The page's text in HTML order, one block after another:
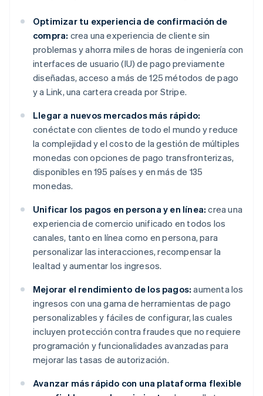
Optimizar tu experiencia de confirmación de
compra: crea una experiencia de cliente sin
problemas y ahorra miles de horas de ingeniería con
interfaces de usuario (IU) de pago previamente
diseñadas, acceso a más de 125 métodos de pago
y a Link, una cartera creada por Stripe.
Llegar a nuevos mercados más rápido:
conéctate con clientes de todo el mundo y reduce
la complejidad y el costo de la gestión de múltiples
monedas con opciones de pago transfronterizas,
disponibles en 195 países y en más de 135
monedas.
Unificar los pagos en persona y en línea: crea una
experiencia de comercio unificado en todos los
canales, tanto en línea como en persona, para
personalizar las interacciones, recompensar la
lealtad y aumentar los ingresos.
Mejorar el rendimiento de los pagos: aumenta los
ingresos con una gama de herramientas de pago
personalizables y fáciles de configurar, las cuales
incluyen protección contra fraudes que no requiere
programación y funcionalidades avanzadas para
mejorar las tasas de autorización.
Avanzar más rápido con una plataforma flexible